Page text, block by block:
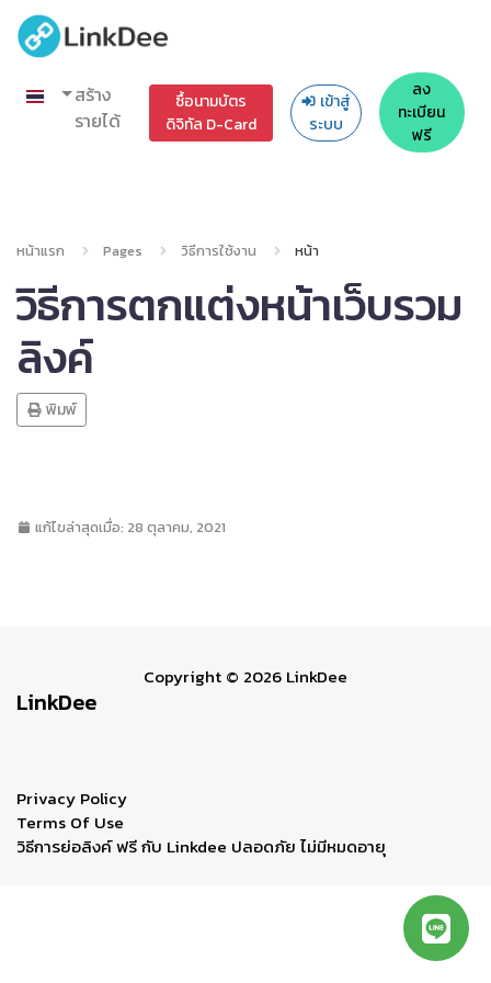
สร้าง
รายได้
ซื้อนามบัตร
ดิจิทัล D-Card
เข้าสู่
ระบบ
ลง
ทะเบียน
ฟรี
หน้าแรก Pages วิธีการใช้งาน หน้า
วิธีการตกแต่งหน้าเว็บรวม
ลิงค์
พิมพ์
แก้ไขล่าสุดเมื่อ: 28 ตุลาคม, 2021
Copyright © 2026 LinkDee
LinkDee
Privacy Policy
Terms Of Use
วิธีการย่อลิงค์ ฟรี กับ Linkdee ปลอดภัย ไม่มีหมดอายุ